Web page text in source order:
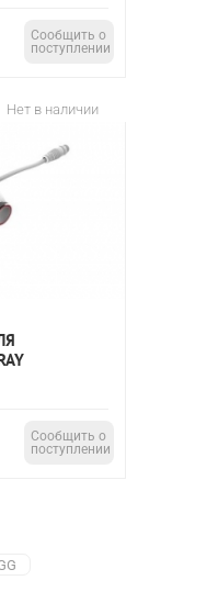
Сообщить о
поступлении
Нет в наличии
Сообщить о
поступлении